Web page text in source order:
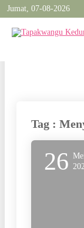
Jumat, 07-08-2026
Tag :
26